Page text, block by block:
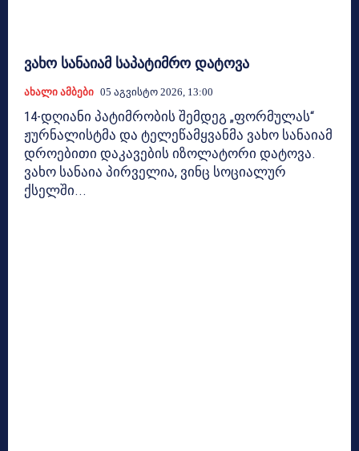
ვახო სანაიამ საპატიმრო დატოვა
Ახალი Ამბები 05 Აგვისტო 2026, 13:00
14-დღიანი პატიმრობის შემდეგ „ფორმულას“
ჟურნალისტმა და ტელეწამყვანმა ვახო სანაიამ
დროებითი დაკავების იზოლატორი დატოვა.
ვახო სანაია პირველია, ვინც სოციალურ
ქსელში...